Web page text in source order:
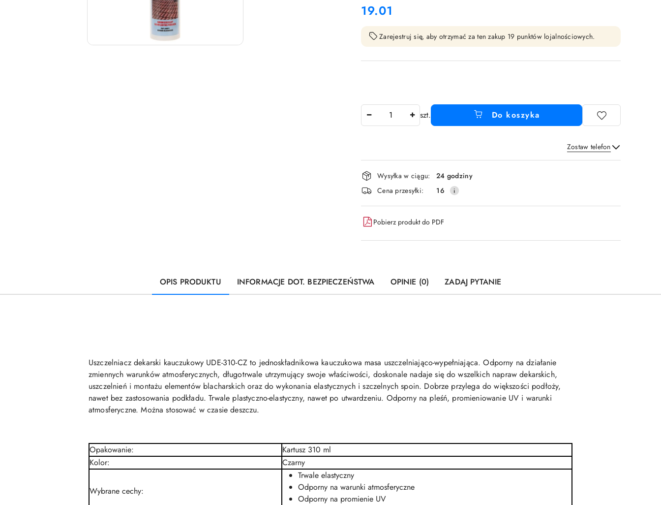
Cena:
19.01
Zarejestruj się, aby otrzymać za ten zakup 19 punktów lojalnościowych.
szt. Do koszyka
Zostaw telefon
Wyślij
Dostępność
i
dostawa
Wysyłka w ciągu:
24 godziny
Cena przesyłki:
16
Pobierz produkt do PDF
OPIS PRODUKTU INFORMACJE DOT. BEZPIECZEŃSTWA OPINIE (0) ZADAJ PYTANIE
Uszczelniacz dekarski kauczukowy UDE-310-CZ to jednoskładnikowa kauczukowa masa uszczelniająco-wypełniająca. Odporny na działanie
zmiennych warunków atmosferycznych, długotrwale utrzymujący swoje właściwości, doskonale nadaje się do wszelkich napraw dekarskich,
uszczelnień i montażu elementów blacharskich oraz do wykonania elastycznych i szczelnych spoin. Dobrze przylega do większości podłoży,
nawet bez zastosowania podkładu. Trwale plastyczno-elastyczny, nawet po utwardzeniu. Odporny na pleśń, promieniowanie UV i warunki
atmosferyczne. Można stosować w czasie deszczu.
Opakowanie:
Kartusz 310 ml
Kolor: Czarny
Wybrane cechy:
Trwale elastyczny
Odporny na warunki atmosferyczne
Odporny na promienie UV